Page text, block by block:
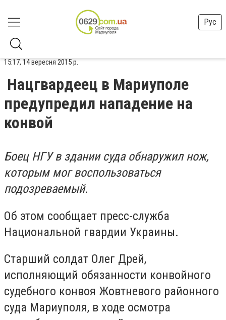
Рус
15:17, 14 вересня 2015 р.
Нацгвардеец в Мариуполе
предупредил нападение на
конвой
Боец НГУ в здании суда обнаружил нож,
которым мог воспользоваться
подозреваемый.
Об этом сообщает пресс-служба
Национальной гвардии Украины.
Старший солдат Олег Дрей,
исполняющий обязанности конвойного
судебного конвоя Жовтневого районного
суда Мариуполя, в ходе осмотра